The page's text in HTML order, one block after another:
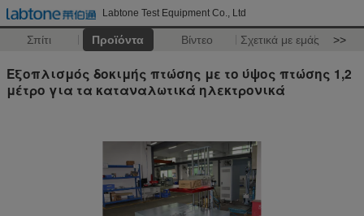
Labtone Test Equipment Co., Ltd
Σπίτι Προϊόντα Βίντεο Σχετικά με εμάς >>
Εξοπλισμός δοκιμής πτώσης με το ύψος πτώσης 1,2
μέτρο για τα καταναλωτικά ηλεκτρονικά